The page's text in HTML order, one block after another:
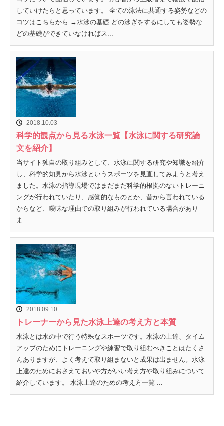
していけたらと思っています。 全ての泳法に共通する姿勢などの
コツはこちらから →水泳の基礎 どの泳ぎをするにしても姿勢な
どの基礎ができていなければス...
2018.10.03
科学的観点から見る水泳一覧【水泳に関する研究論
文を紹介】
当サイト独自の取り組みとして、水泳に関する研究や知識を紹介
し、科学的知見から水泳というスポーツを見直してみようと考え
ました。水泳の指導現場ではまだまだ科学的根拠のないトレーニ
ングが行われていたり、感覚的なものとか、昔から言われている
からなど、曖昧な理由での取り組みが行われている場合があり
ま...
2018.09.10
トレーナーから見た水泳上達の考え方と本質
水泳とは水の中で行う特殊なスポーツです。水泳の上達、タイム
アップのためにトレーニングや練習で取り組むべきことはたくさ
んありますが、よく考えて取り組まないと成果は出ません。水泳
上達のためにおさえておいや方がいい考え方や取り組みについて
紹介しています。 水泳上達のための考え方一覧 ...